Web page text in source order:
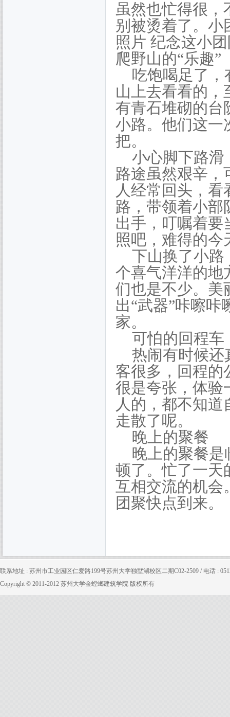
虽然也忙得很，
别被烫着了。小
照片 纪念这小
爬野山的“乐趣”
吃饱喝足了
山上去看看的，
有青石堆砌的台
小路。他们这一
把。
小心脚下路滑
路途虽然艰辛，
人经常回头，
路，带领着小部
出手，叮嘱着要
照吧，难得的今
下山换了小路
个喜气洋洋的地
们也是不少。美
出“武器”咔嚓
家。
可怕的回程车
热闹有时候还
客很多，回程的
很是夸张，体验
人的，都不知
走散了呢。
晚上的聚餐
晚上的聚餐
顿了。忙了一天
互相交流的机会
团聚快点到来。
联系地址 : 苏州市工业园区仁爱路199号苏州大学独墅湖校区二期C02-2509 / 电话 :
Copyright © 2011-2012 苏州大学金螳螂建筑学院 版权所有